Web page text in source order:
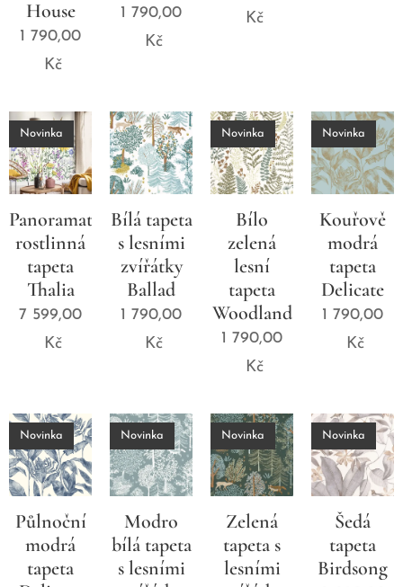
House
1 790,00
Kč
1 790,00
Kč
Kč
Panoramatická
rostlinná
tapeta
Thalia
Novinka
7 599,00
Kč
Bílá tapeta
s lesními
zvířátky
Ballad
1 790,00
Kč
Bílo
zelená
lesní
tapeta
Woodland
Novinka
1 790,00
Kč
Kouřově
modrá
tapeta
Delicate
Novinka
1 790,00
Kč
Půlnoční
modrá
tapeta
Novinka
Modro
bílá tapeta
s lesními
Novinka
Zelená
tapeta s
lesními
Novinka
Šedá
tapeta
Birdsong
Novinka